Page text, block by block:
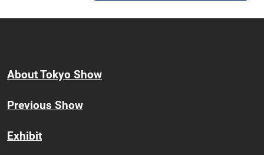
About Tokyo Show
Previous Show
Exhibit